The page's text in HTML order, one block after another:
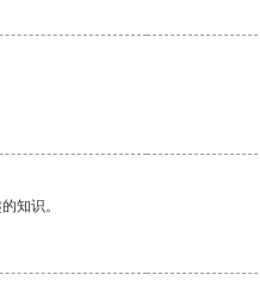
知识。